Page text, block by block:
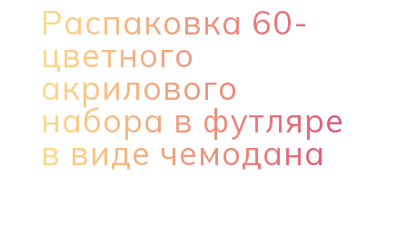
Распаковка 60-
цветного
акрилового
набора в футляре
в виде чемодана